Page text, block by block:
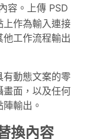
容。上傳 PSD
上作為輸入連接
工作流程輸出
有動態文案的零
畫面，以及任何
輸出。
換內容